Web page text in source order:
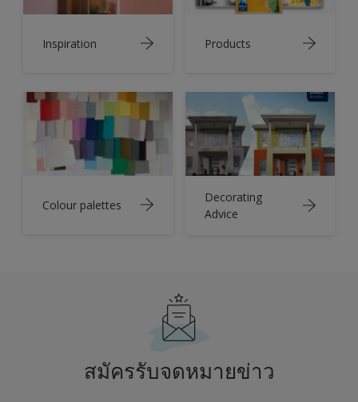
Inspiration Products
Colour palettes
Decorating
Advice
สมัครรับจดหมายข่าว